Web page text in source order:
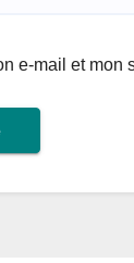
e-mail et